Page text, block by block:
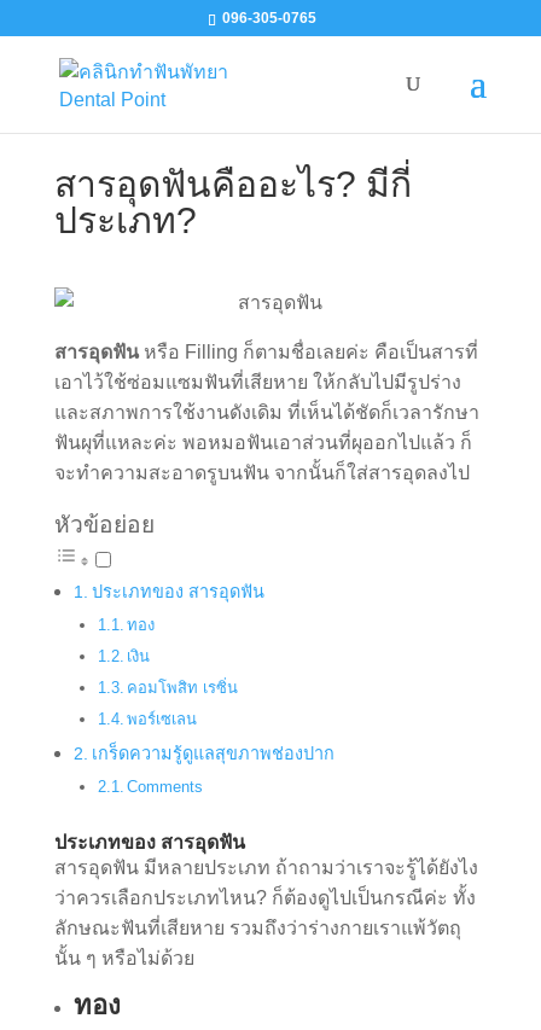
096-305-0765
สารอุดฟันคืออะไร? มีกี่
ประเภท?
สารอุดฟันหรือ Filling ก็ตามชื่อเลยค่ะ คือเป็นสารที่
เอาไว้ใช้ซ่อมแซมฟันที่เสียหาย ให้กลับไปมีรูปร่าง
และสภาพการใช้งานดังเดิม ที่เห็นได้ชัดก็เวลารักษา
ฟันผุที่แหละค่ะ พอหมอฟันเอาส่วนที่ผุออกไปแล้ว ก็
จะทำความสะอาดรูบนฟัน จากนั้นก็ใส่สารอุดลงไป
หัวข้อย่อย
ประเภทของ สารอุดฟัน
ทอง
เงิน
คอมโพสิท เรซิ่น
พอร์เซเลน
เกร็ดความรู้ดูแลสุขภาพช่องปาก
Comments
ประเภทของ สารอุดฟัน
สารอุดฟัน มีหลายประเภท ถ้าถามว่าเราจะรู้ได้ยังไง
ว่าควรเลือกประเภทไหน? ก็ต้องดูไปเป็นกรณีค่ะ ทั้ง
ลักษณะฟันที่เสียหาย รวมถึงว่าร่างกายเราแพ้วัตถุ
นั้น ๆ หรือไม่ด้วย
ทอง